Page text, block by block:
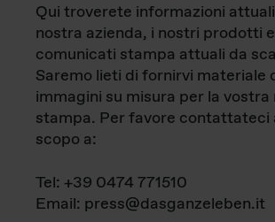
Qui troverete informazioni
nostra azienda, i nostri prodotti
comunicati stampa attuali da
Saremo lieti di fornirvi materiale
immagini su misura per la
stampa. Per favore contattateci
scopo a:
Tel: +39 0474 771510
Email: press@dasganzeleben.it